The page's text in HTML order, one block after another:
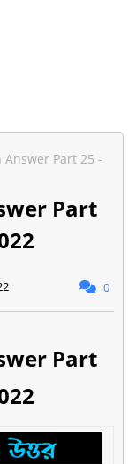
Answer Part 25 -
Part
0
Part